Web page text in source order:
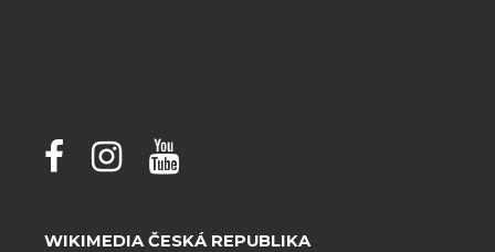
WIKIMEDIA ČESKÁ REPUBLIKA